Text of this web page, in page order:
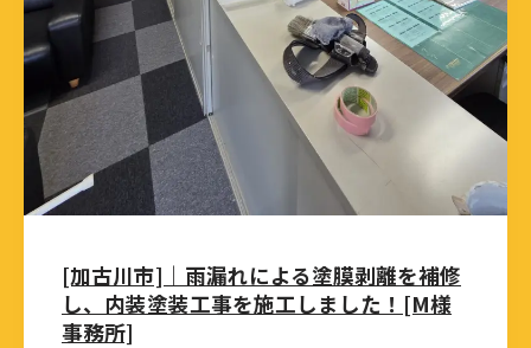
[加古川市]｜雨漏れによる塗膜剥離を補修
し、内装塗装工事を施工しました！[M様
事務所]